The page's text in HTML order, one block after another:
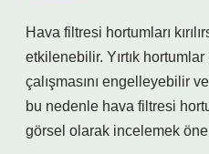
Hava filtresi hortumları
etkilenebilir. Yırtık
çalışmasını engelleyebilir
bu nedenle hava filtresi
görsel olarak incelemek